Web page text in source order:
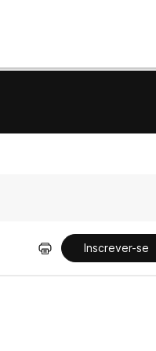
Inscrever-se